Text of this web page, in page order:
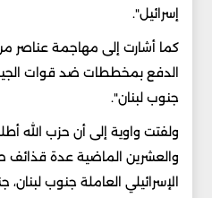
إسرائيل".
كما أشارت إلى مهاجمة عناصر
الدفع بمخططات ضد قوات
جنوب لبنان".
ولفتت واوية إلى أن حزب الله
والعشرين الماضية عدة قذائف
الإسرائيلي العاملة جنوب